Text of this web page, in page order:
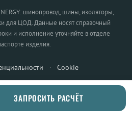
шинопровод, шины, изоляторы,
для ЦОД. Данные носят справочный
и исполнение уточняйте в отделе
изделия.
· Cookie
ЗАПРОСИТЬ РАСЧЁТ